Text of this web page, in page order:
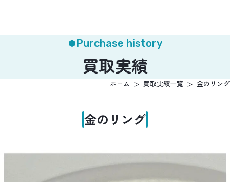
Purchase history
買取実績
ホーム 買取実績一覧 金のリング
金のリング